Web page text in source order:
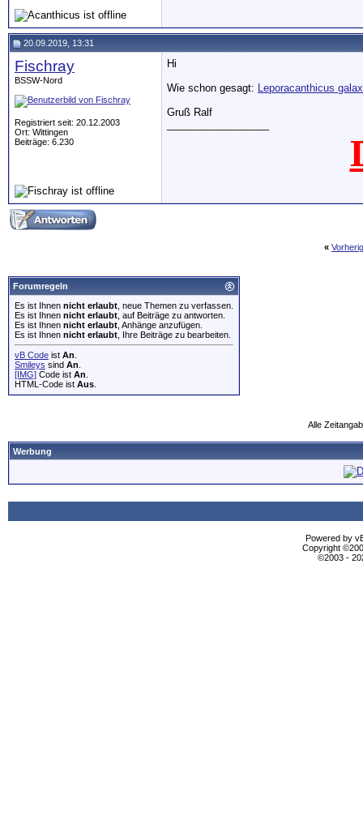
20.09.2019, 13:31
Fischray
BSSW-Nord
Registriert seit: 20.12.2003
Ort: Wittingen
Beiträge: 6.230
Hi
Wie schon gesagt: Leporacanthicus
Gruß Ralf
«
Forumregeln
Es ist Ihnen nicht erlaubt , neue Themen zu verfassen.
Es ist Ihnen nicht erlaubt , auf Beiträge zu antworten.
Es ist Ihnen nicht erlaubt , Anhänge anzufügen.
Es ist Ihnen nicht erlaubt , Ihre Beiträge zu bearbeiten.
vB Code ist An
Smileys sind An
[IMG] Code ist An
HTML-Code ist Aus
Alle
Werbung
Powered by
Copyright
©2003 -